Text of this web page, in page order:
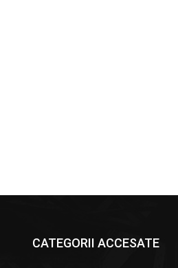
CATEGORII ACCESATE